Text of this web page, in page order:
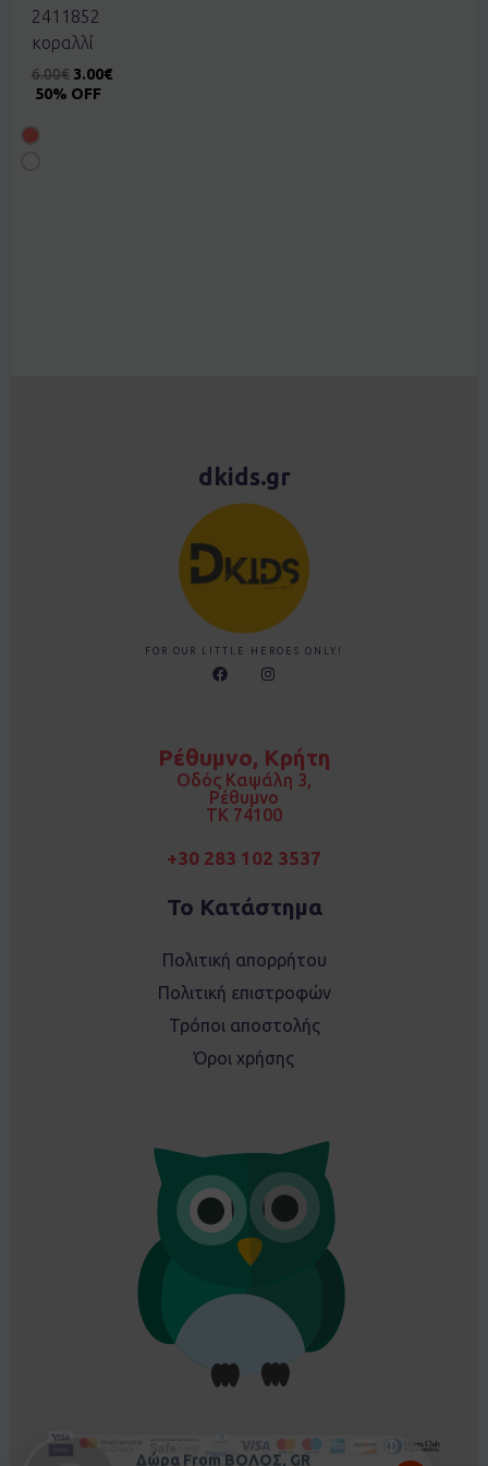
2411852
κοραλλί
6.00€ 3.00€
50% OFF
dkids.gr
FOR OUR LITTLE HEROES ONLY!
F
a
o
I
n
r
a
m
Ρέθυμνο, Κρήτη
Οδός Καψάλη 3,
Ρέθυμνο
TK 74100
+30 283 102 3537
Το Κατάστημα
Πολιτική απορρήτου
Πολιτική επιστροφών
Τρόποι αποστολής
Όροι χρήσης
Δώρα From ΒΟΛΟΣ, GR